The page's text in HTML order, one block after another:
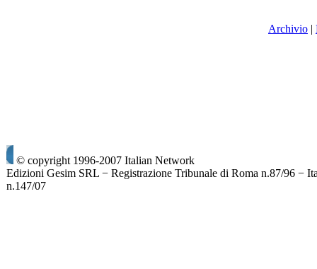
Archivio |
© copyright 1996-2007 Italian Network
Edizioni Gesim SRL − Registrazione Tribunale di Roma n.87/96 −
n.147/07